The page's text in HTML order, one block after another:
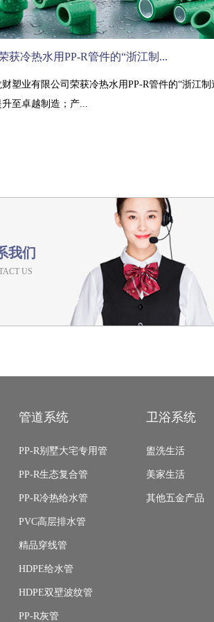
获冷热水用PP-R管件的“浙江制...
塑业有限公司荣获冷热水用PP-R管件的“浙江
至卓越制造；产...
我们
US
管道系统
PP-R别墅大宅专用管
PP-R生态复合管
PP-R冷热给水管
PVC高层排水管
精品穿线管
HDPE给水管
HDPE双壁波纹管
PP-R灰管
卫浴系统
盥洗生活
美家生活
其他五金产品